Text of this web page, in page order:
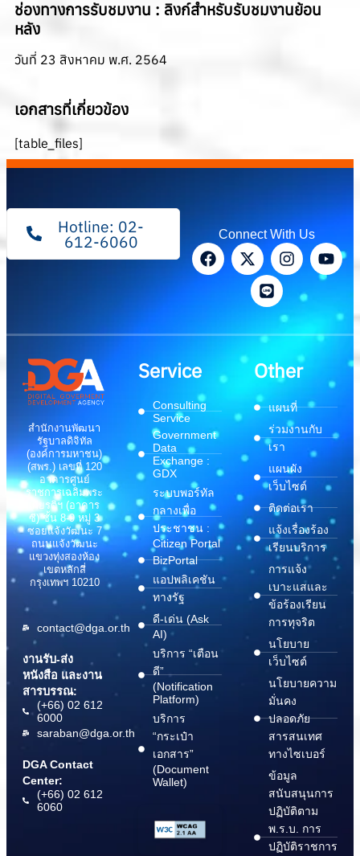
ช่องทางการรับชมงาน : ลิงก์สำหรับรับชมงานย้อน
หลัง
วันที่ 23 สิงหาคม พ.ศ. 2564
เอกสารที่เกี่ยวข้อง
[table_files]
Hotline: 02-
612-6060 Connect With Us
สำนักงานพัฒนา
รัฐบาลดิจิทัล
(องค์การมหาชน)
(สพร.) เลขที่ 120
อาคารศูนย์
ราชการเฉลิมพระ
เกียรติฯ (อาคาร
ซี) ชั้น 8-9 หมู่ 3
ซอยแจ้งวัฒนะ 7
ถนนแจ้งวัฒนะ
แขวงทุ่งสองห้อง
เขตหลักสี่
กรุงเทพฯ 10210
contact@dga.or.th
งานรับ-ส่ง
หนังสือ และงาน
สารบรรณ:
(+66) 02 612
6000
saraban@dga.or.th
DGA Contact
Center:
(+66) 02 612
6060
Service
Consulting
Service
Government
Data
Exchange :
GDX
ระบบพอร์ทัล
กลางเพื่อ
ประชาชน :
Citizen Portal
BizPortal
แอปพลิเคชัน
ทางรัฐ
ดี-เด่น (Ask
AI)
บริการ “เตือน
ดี”
(Notification
Platform)
บริการ
“กระเป๋า
เอกสาร”
(Document
Wallet)
Other
แผนที่
ร่วมงานกับ
เรา
แผนผัง
เว็บไซต์
ติดต่อเรา
แจ้งเรื่องร้อง
เรียนบริการ
การแจ้ง
เบาะแสและ
ข้อร้องเรียน
การทุจริต
นโยบาย
เว็บไซต์
นโยบายความ
มั่นคง
ปลอดภัย
สารสนเทศ
ทางไซเบอร์
ข้อมูล
สนับสนุนการ
ปฏิบัติตาม
พ.ร.บ. การ
ปฏิบัติราชการ